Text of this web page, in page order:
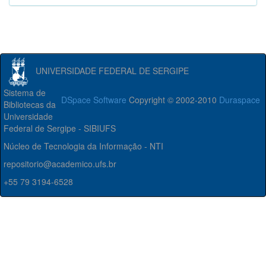
UNIVERSIDADE FEDERAL DE SERGIPE
DSpace Software Copyright © 2002-2010 Duraspace
Sistema de
Bibliotecas da
Universidade
Federal de Sergipe - SIBIUFS
Núcleo de Tecnologia da Informação - NTI
repositorio@academico.ufs.br
+55 79 3194-6528